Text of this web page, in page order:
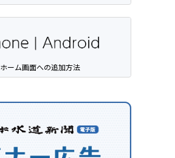
ホーム画面への追加方法